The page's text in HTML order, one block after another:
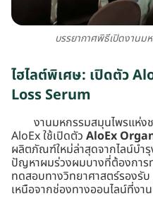
บรรยากาศพิธีเปิดงาน
ไฮไลต์พิเศษ: เปิดตัว
Loss Serum
งานมหกรรมสมุนไพรแห่ง
AloEx ใช้เปิดตัว AloEx
ผลิตภัณฑ์ใหม่ล่าสุดจากไลน์บำ
ปัญหาผมร่วงผมบางที่ต้องการ
ทดสอบทางวิทยาศาสตร์รองรั
เหนือจากช่องทางออนไลน์ที่งา